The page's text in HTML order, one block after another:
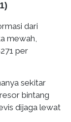
dari
mewah,
per
sekitar
bintang
dijaga lewat